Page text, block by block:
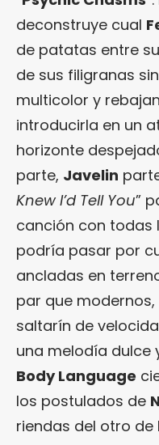
deconstruye cual
de patatas entre
de sus filigranas
multicolor y
introducirla en un
horizonte
parte, Javelin
Knew I’d Tell You”
canción con todas
podría pasar por
ancladas en
par que
saltarín de
una melodía dulce
Body Language
los postulados de
riendas del otro de